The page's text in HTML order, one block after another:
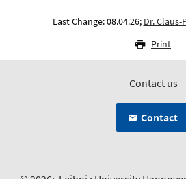
Last Change: 08.04.26; Dr.
Print
Contact us
Contact